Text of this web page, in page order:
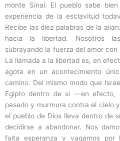
monte Sinaí. El pueblo sabe
experiencia de la esclavitud
Recibe las diez palabras de la
hacia la libertad. Nosotros las
subrayando la fuerza del amor
La llamada a la libertad es, en
agota en un acontecimiento
camino. Del mismo modo que
Egipto dentro de sí ―en efecto,
pasado y murmura contra el cielo
el pueblo de Dios lleva dentro de
decidirse a abandonar. Nos
falta esperanza y vagamos